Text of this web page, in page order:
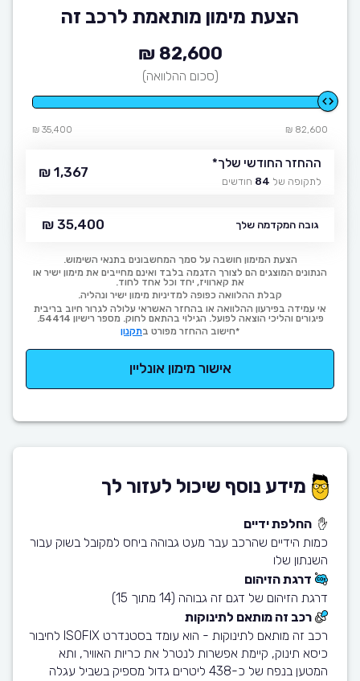
הצעת מימון מותאמת לרכב זה
82,600 ₪
(סכום ההלוואה)
82,600 ₪
35,400 ₪
ההחזר החודשי שלך*
לתקופה של 84 חודשים
1,367 ₪
גובה המקדמה שלך 35,400 ₪
הצעת המימון חושבה על סמך המחשבונים בתנאי השימוש.
הנתונים המוצגים הם לצורך הדגמה בלבד ואינם מחייבים את מימון ישיר או
את קארוויז, יחד וכל אחד לחוד.
קבלת ההלוואה כפופה למדיניות מימון ישיר ונהליה.
אי עמידה בפירעון ההלוואה או בהחזר האשראי עלולה לגרור חיוב בריבית
פיגורים והליכי הוצאה לפועל. הגילוי בהתאם לחוק. מספר רישיון 54414.
*חישוב ההחזר מפורט בתקנון
אישור מימון אונליין
מידע נוסף שיכול לעזור לך
החלפת ידיים
כמות הידיים שהרכב עבר מעט גבוהה ביחס למקובל בשוק עבור
השנתון שלו
דרגת הזיהום
דרגת הזיהום של דגם זה גבוהה (14 מתוך 15)
רכב זה מותאם לתינוקות
רכב זה מותאם לתינוקות - הוא עומד בסטנדרט ISOFIX לחיבור
כיסא תינוק, קיימת אפשרות לנטרל את כריות האוויר, ותא
המטען בנפח של כ-438 ליטרים גדול מספיק בשביל עגלה